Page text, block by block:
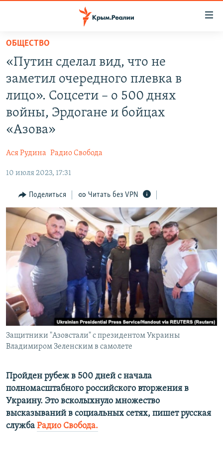
Вернуться
основному
содержанию
главной
навигации
СПЕЦПРОЕКТЫ
КАРТА ВОЕННЫХ ОБЪЕКТОВ КРЫМА
11 ЛЕТ ОККУПАЦИИ КРЫМА. 11 ИСТОРИЙ СОПРОТИВЛЕНИЯ
ИСТОРИЯ
ЕЩЕ
ТЕЛЕПРОЕКТ КРЫМ.РЕАЛИИ
СОВЕТЫ ПРАВОЗАЩИТНИКОВ
ПРОПАВШИЕ БЕЗ ВЕСТИ
ПОБЕДИТЕЛЕЙ НЕ СУДЯТ?
КРЫМ.НЕПОКОРЕННЫЙ
ELIFBE
УКРАИНСКАЯ ПРОБЛЕМА КРЫМА
КАК ОБОЙТИ БЛОКИРОВКУ
ПРИСОЕДИНЯЙТЕСЬ!
Все сайты RFE/RL
ОБЩЕСТВО
«Путин сделал вид, что не
заметил очередного плевка в
лицо». Соцсети – о 500 днях
войны, Эрдогане и бойцах
«Азова»
Ася Рудина Радио Свобода
10 июля 2023, 17:31
Поделиться Читать без VPN
Защитники "Азовстали" с президентом Украины
Владимиром Зеленским в самолете
Пройден рубеж в 500 дней с начала
полномасштабного российского вторжения в
Украину. Это всколыхнуло множество
высказываний в социальных сетях, пишет русская
служба Радио Свобода.